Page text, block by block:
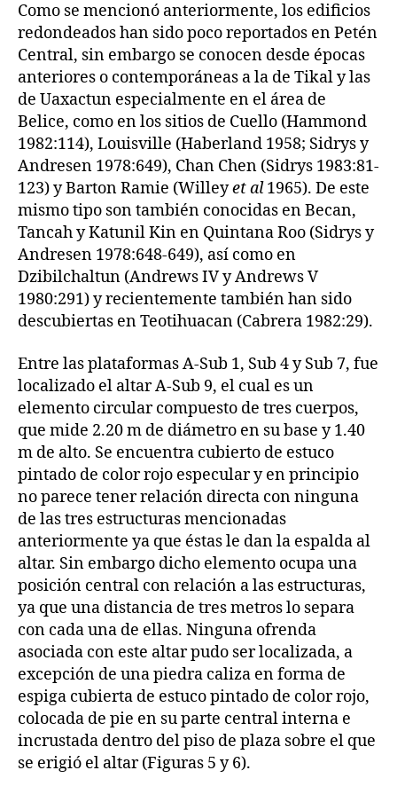
Como se mencionó anteriormente, los edificios
redondeados han sido poco reportados en Petén
Central, sin embargo se conocen desde épocas
anteriores o contemporáneas a la de Tikal y las
de Uaxactun especialmente en el área de
Belice, como en los sitios de Cuello (Hammond
1982:114), Louisville (Haberland 1958; Sidrys y
Andresen 1978:649), Chan Chen (Sidrys 1983:81-
123) y Barton Ramie (Willeyet al1965). De este
mismo tipo son también conocidas en Becan,
Tancah y Katunil Kin en Quintana Roo (Sidrys y
Andresen 1978:648-649), así como en
Dzibilchaltun (Andrews IV y Andrews V
1980:291) y recientemente también han sido
descubiertas en Teotihuacan (Cabrera 1982:29).
Entre las plataformas A-Sub 1, Sub 4 y Sub 7, fue
localizado el altar A-Sub 9, el cual es un
elemento circular compuesto de tres cuerpos,
que mide 2.20 m de diámetro en su base y 1.40
m de alto. Se encuentra cubierto de estuco
pintado de color rojo especular y en principio
no parece tener relación directa con ninguna
de las tres estructuras mencionadas
anteriormente ya que éstas le dan la espalda al
altar. Sin embargo dicho elemento ocupa una
posición central con relación a las estructuras,
ya que una distancia de tres metros lo separa
con cada una de ellas. Ninguna ofrenda
asociada con este altar pudo ser localizada, a
excepción de una piedra caliza en forma de
espiga cubierta de estuco pintado de color rojo,
colocada de pie en su parte central interna e
incrustada dentro del piso de plaza sobre el que
se erigió el altar (Figuras 5 y 6).